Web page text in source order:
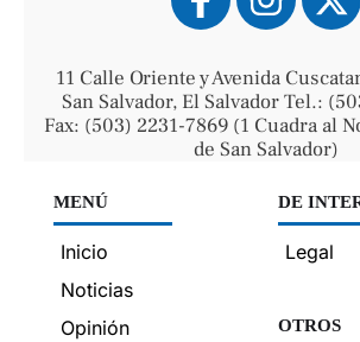
11 Calle Oriente y Avenida
San Salvador, El Salvador Tel.:
Fax: (503) 2231-7869 (1 Cuadra al
de San Salvador)
MENÚ
Inicio
Noticias
Opinión
DE
Legal
OTROS